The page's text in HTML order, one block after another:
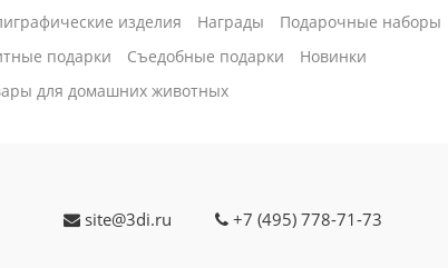
изделия
Награды
Подарочные наборы
подарки
Cъедобные подарки
Новинки
для домашних животных
site@3di.ru +7 (495) 778-71-73